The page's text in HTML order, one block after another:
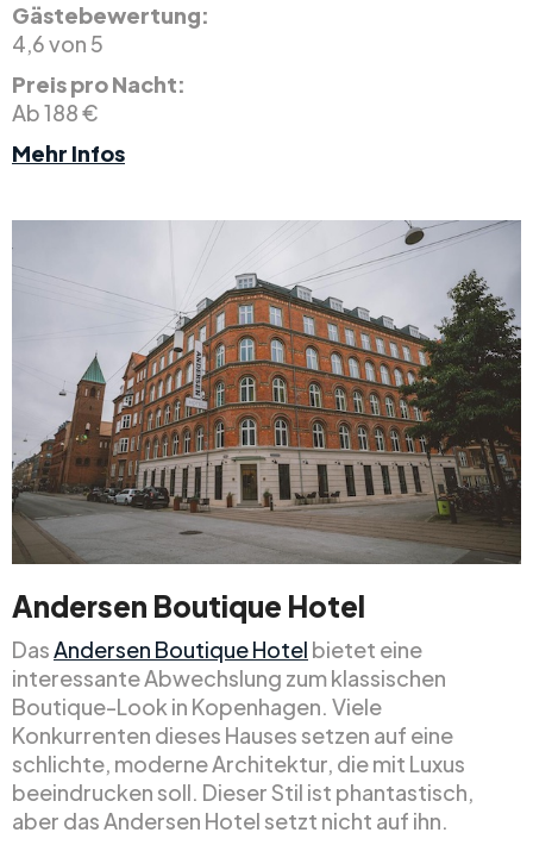
Gästebewertung:
4,6 von 5
Preis pro Nacht:
Ab 188 €
Mehr Infos
Andersen Boutique Hotel
DasAndersen Boutique Hotel bietet eine
interessante Abwechslung zum klassischen
Boutique-Look in Kopenhagen. Viele
Konkurrenten dieses Hauses setzen auf eine
schlichte, moderne Architektur, die mit Luxus
beeindrucken soll. Dieser Stil ist phantastisch,
aber das Andersen Hotel setzt nicht auf ihn.